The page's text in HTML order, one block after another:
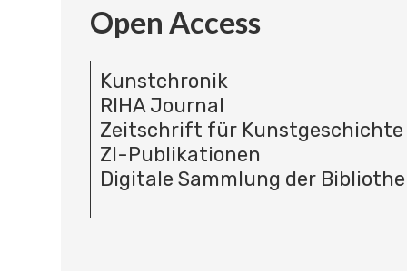
Open Access
Kunstchronik
RIHA Journal
Zeitschrift für Kunstgeschichte
ZI-Publikationen
Digitale Sammlung der